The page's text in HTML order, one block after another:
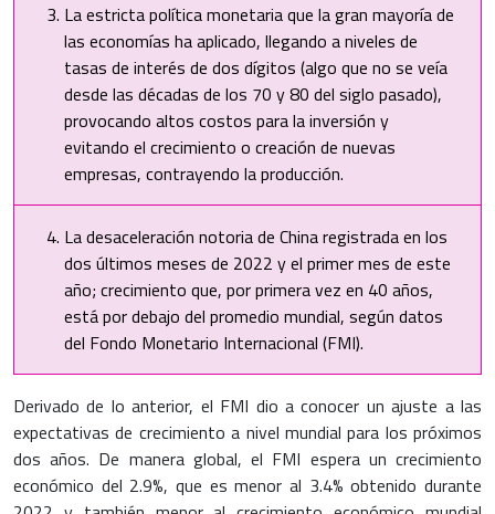
La estricta política monetaria que la gran mayoría de
las economías ha aplicado, llegando a niveles de
tasas de interés de dos dígitos (algo que no se veía
desde las décadas de los 70 y 80 del siglo pasado),
provocando altos costos para la inversión y
evitando el crecimiento o creación de nuevas
empresas, contrayendo la producción.
La desaceleración notoria de China registrada en los
dos últimos meses de 2022 y el primer mes de este
año; crecimiento que, por primera vez en 40 años,
está por debajo del promedio mundial, según datos
del Fondo Monetario Internacional (FMI).
Derivado de lo anterior, el FMI dio a conocer un ajuste a las
expectativas de crecimiento a nivel mundial para los próximos
dos años. De manera global, el FMI espera un crecimiento
económico del 2.9%, que es menor al 3.4% obtenido durante